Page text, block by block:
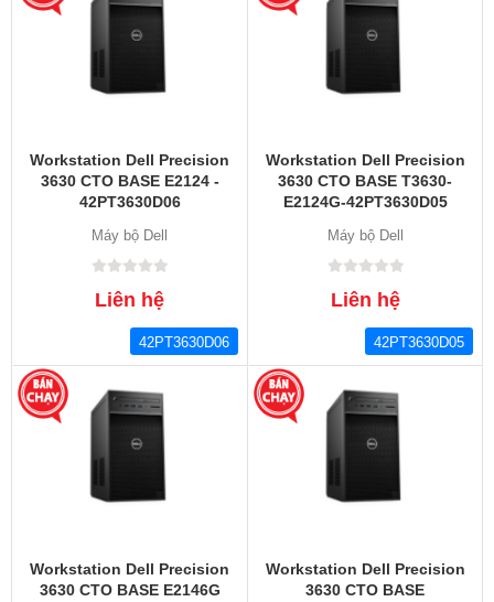
Workstation Dell Precision
3630 CTO BASE E2124 -
42PT3630D06
Máy bộ Dell
Liên hệ
42PT3630D06
Workstation Dell Precision
3630 CTO BASE T3630-
E2124G-42PT3630D05
Máy bộ Dell
Liên hệ
42PT3630D05
Workstation Dell Precision
3630 CTO BASE E2146G
Workstation Dell Precision
3630 CTO BASE